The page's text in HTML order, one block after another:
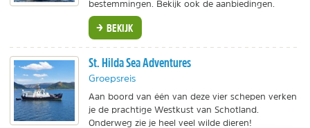
bestemmingen. Bekijk ook de aanbiedingen.
BEKIJK
St. Hilda Sea Adventures
Groepsreis
Aan boord van één van deze vier schepen verken
je de prachtige Westkust van Schotland.
Onderweg zie je heel veel wilde dieren!